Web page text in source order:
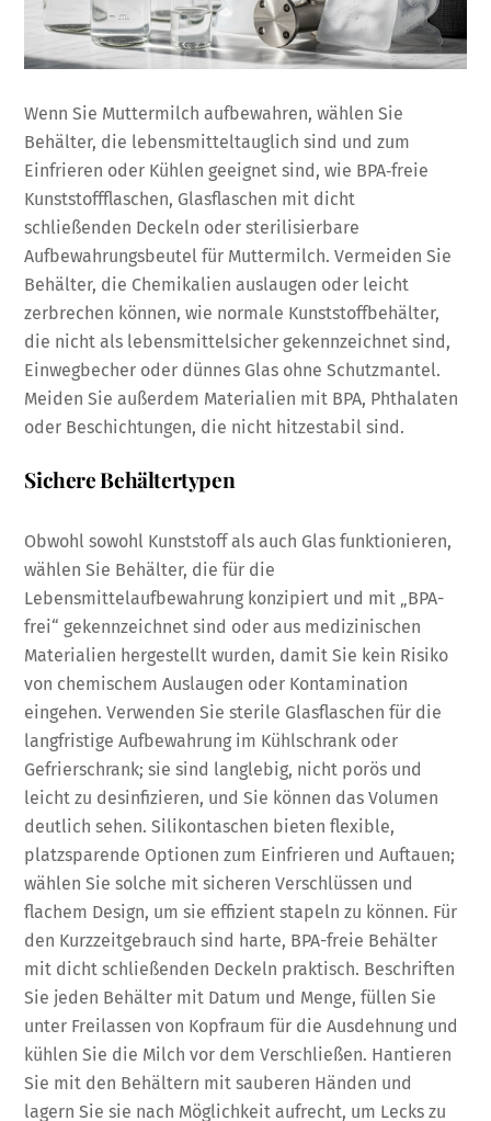
Wenn Sie Muttermilch aufbewahren, wählen Sie
Behälter, die lebensmitteltauglich sind und zum
Einfrieren oder Kühlen geeignet sind, wie BPA‑freie
Kunststoffflaschen, Glasflaschen mit dicht
schließenden Deckeln oder sterilisierbare
Aufbewahrungsbeutel für Muttermilch. Vermeiden Sie
Behälter, die Chemikalien auslaugen oder leicht
zerbrechen können, wie normale Kunststoffbehälter,
die nicht als lebensmittelsicher gekennzeichnet sind,
Einwegbecher oder dünnes Glas ohne Schutzmantel.
Meiden Sie außerdem Materialien mit BPA, Phthalaten
oder Beschichtungen, die nicht hitzestabil sind.
Sichere Behältertypen
Obwohl sowohl Kunststoff als auch Glas funktionieren,
wählen Sie Behälter, die für die
Lebensmittelaufbewahrung konzipiert und mit „BPA-
frei“ gekennzeichnet sind oder aus medizinischen
Materialien hergestellt wurden, damit Sie kein Risiko
von chemischem Auslaugen oder Kontamination
eingehen. Verwenden Sie sterile Glasflaschen für die
langfristige Aufbewahrung im Kühlschrank oder
Gefrierschrank; sie sind langlebig, nicht porös und
leicht zu desinfizieren, und Sie können das Volumen
deutlich sehen. Silikontaschen bieten flexible,
platzsparende Optionen zum Einfrieren und Auftauen;
wählen Sie solche mit sicheren Verschlüssen und
flachem Design, um sie effizient stapeln zu können. Für
den Kurzzeitgebrauch sind harte, BPA-freie Behälter
mit dicht schließenden Deckeln praktisch. Beschriften
Sie jeden Behälter mit Datum und Menge, füllen Sie
unter Freilassen von Kopfraum für die Ausdehnung und
kühlen Sie die Milch vor dem Verschließen. Hantieren
Sie mit den Behältern mit sauberen Händen und
lagern Sie sie nach Möglichkeit aufrecht, um Lecks zu